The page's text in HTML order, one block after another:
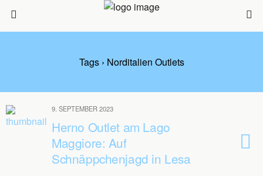
Tags › Norditalien Outlets
9. SEPTEMBER 2023
Herno Outlet am Lago
Maggiore: Auf
Schnäppchenjagd in Lesa